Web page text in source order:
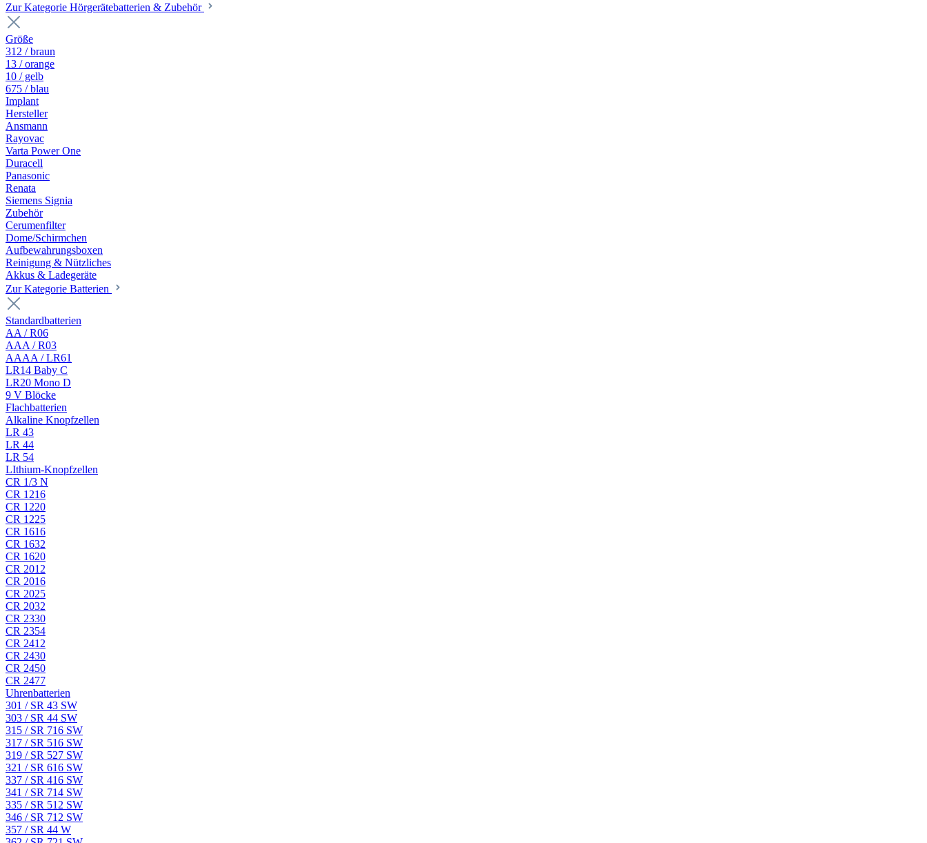
Zur Kategorie Hörgerätebatterien & Zubehör
Größe
312 / braun
13 / orange
10 / gelb
675 / blau
Implant
Hersteller
Ansmann
Rayovac
Varta Power One
Duracell
Panasonic
Renata
Siemens Signia
Zubehör
Cerumenfilter
Dome/Schirmchen
Aufbewahrungsboxen
Reinigung & Nützliches
Akkus & Ladegeräte
Zur Kategorie Batterien
Standardbatterien
AA / R06
AAA / R03
AAAA / LR61
LR14 Baby C
LR20 Mono D
9 V Blöcke
Flachbatterien
Alkaline Knopfzellen
LR 43
LR 44
LR 54
LIthium-Knopfzellen
CR 1/3 N
CR 1216
CR 1220
CR 1225
CR 1616
CR 1632
CR 1620
CR 2012
CR 2016
CR 2025
CR 2032
CR 2330
CR 2354
CR 2412
CR 2430
CR 2450
CR 2477
Uhrenbatterien
301 / SR 43 SW
303 / SR 44 SW
315 / SR 716 SW
317 / SR 516 SW
319 / SR 527 SW
321 / SR 616 SW
337 / SR 416 SW
341 / SR 714 SW
335 / SR 512 SW
346 / SR 712 SW
357 / SR 44 W